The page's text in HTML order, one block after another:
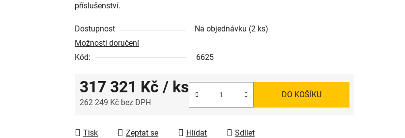
5
příslušenství.
Dostupnost Na objednávku (2 ks)
Možnosti doručení
Kód:
6625
317 321 Kč / ks
262 249 Kč bez DPH
DO KOŠÍKU
Tisk Zeptat se Hlídat Sdílet